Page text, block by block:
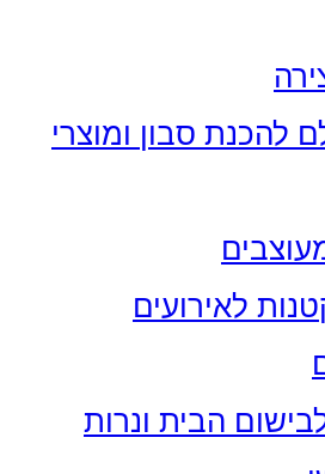
להכנת סבון ומוצרי
לאירועים
הבית ונרות